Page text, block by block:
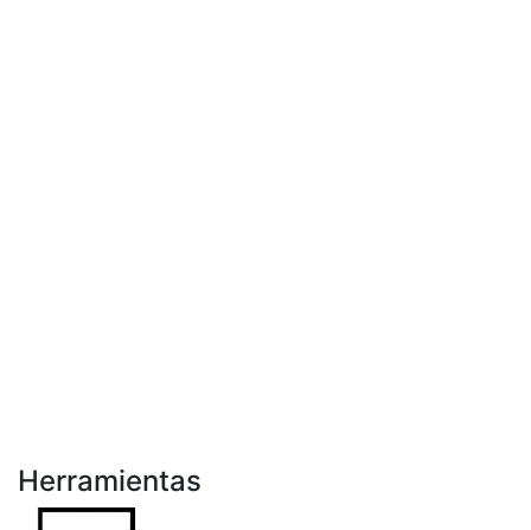
Herramientas